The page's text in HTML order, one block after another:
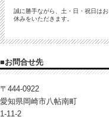
誠に勝手ながら、土・日・祝日はお
休みをいただきます。
■お問合せ先
〒444-0922
愛知県岡崎市八帖南町
1-11-2